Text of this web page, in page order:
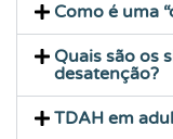
Como é uma
Quais são os
desatenção?
TDAH em